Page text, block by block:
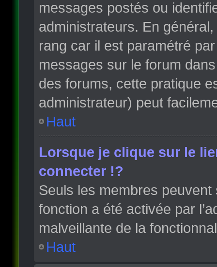
messages postés ou
administrateurs. En
rang car il est paramétré
messages sur le forum
des forums, cette pratique
administrateur) peut
Haut
Lorsque je clique sur le
connecter !?
Seuls les membres
fonction a été activée par
malveillante de la
Haut